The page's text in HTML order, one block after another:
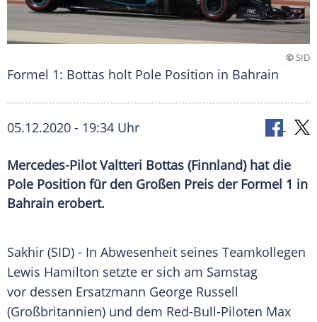
©SID
Formel 1: Bottas holt Pole Position in Bahrain
05.12.2020 - 19:34 Uhr
Mercedes-Pilot Valtteri Bottas (Finnland) hat die
Pole Position für den Großen Preis der Formel 1 in
Bahrain erobert.
Sakhir (SID) - In Abwesenheit seines Teamkollegen
Lewis Hamilton setzte er sich am Samstag
vor dessen Ersatzmann George Russell
(Großbritannien) und dem Red-Bull-Piloten Max